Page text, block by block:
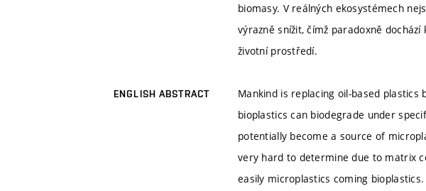
biomasy. V reálných ekosystémech
výrazně snížit, čímž paradoxně
životní prostředí.
ENGLISH ABSTRACT
Mankind is replacing oil-based
bioplastics can biodegrade under
potentially become a source of
very hard to determine due to matrix
easily microplastics coming